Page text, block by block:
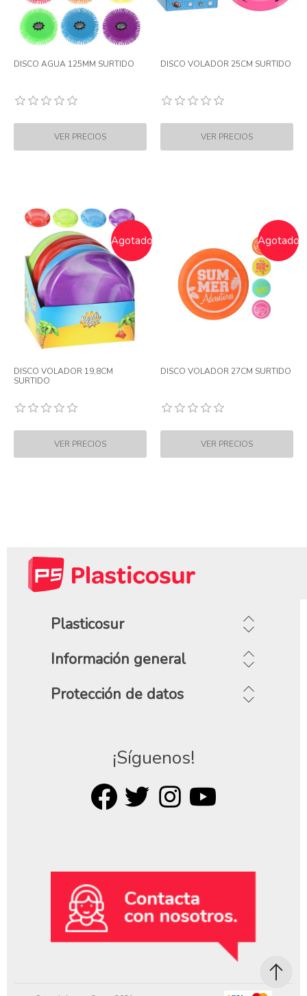
DISCO AGUA 125MM SURTIDO DISCO VOLADOR 25CM SURTIDO
Agotado
DISCO VOLADOR 19,8CM
SURTIDO
Agotado
DISCO VOLADOR 27CM SURTIDO
Plasticosur
Información general
Protección de datos
¡Síguenos!